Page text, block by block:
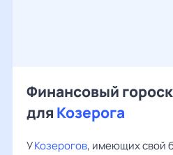
Финансовый
для Козерога
УКозерогов, имеющих свой